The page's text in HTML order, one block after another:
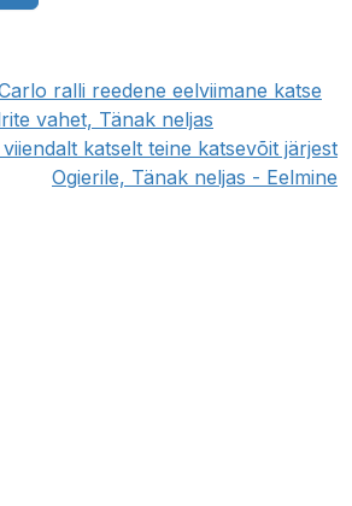
ralli reedene eelviimane katse
vahet, Tänak neljas
katselt teine katsevõit järjest
Ogierile, Tänak neljas - Eelmine